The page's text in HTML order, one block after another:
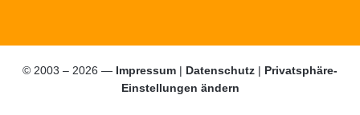
© 2003 – 2026 — Impressum | Datenschutz | Privatsphäre-
Einstellungen ändern